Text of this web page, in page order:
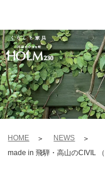
HOME
NEWS
made in 飛騨・高山のCIVIL